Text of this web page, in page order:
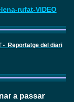
rufat-VIDEO
- Reportatge del diari
a passar